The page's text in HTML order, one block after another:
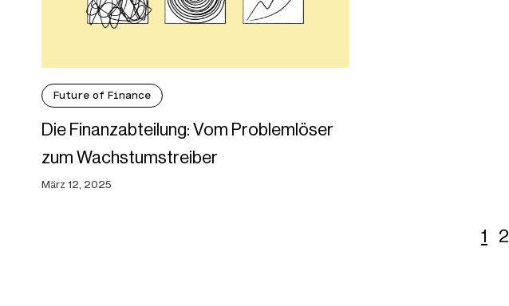
Future of Finance
Die Finanzabteilung: Vom Problemlöser
zum Wachstumstreiber
März 12, 2025
1 2